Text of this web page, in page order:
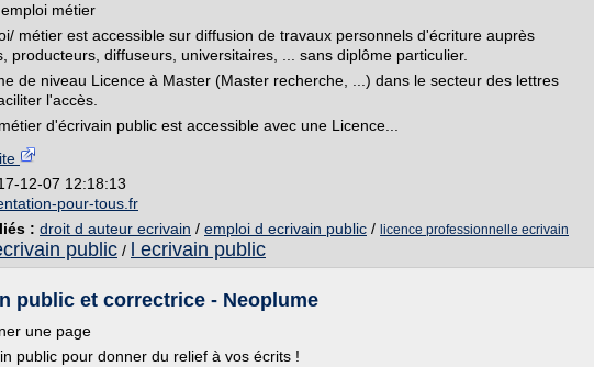
métier
métier est accessible sur diffusion de travaux personnels d'écriture auprès
producteurs, diffuseurs, universitaires, ... sans diplôme particulier.
de niveau Licence à Master (Master recherche, ...) dans le secteur des lettres
l'accès.
d'écrivain public est accessible avec une Licence...
12-07 12:18:13
pour-tous.fr
: droit d auteur ecrivain / emploi d ecrivain public / licence professionnelle ecrivain
public / l ecrivain public
public et correctrice - Neoplume
une page
public pour donner du relief à vos écrits !